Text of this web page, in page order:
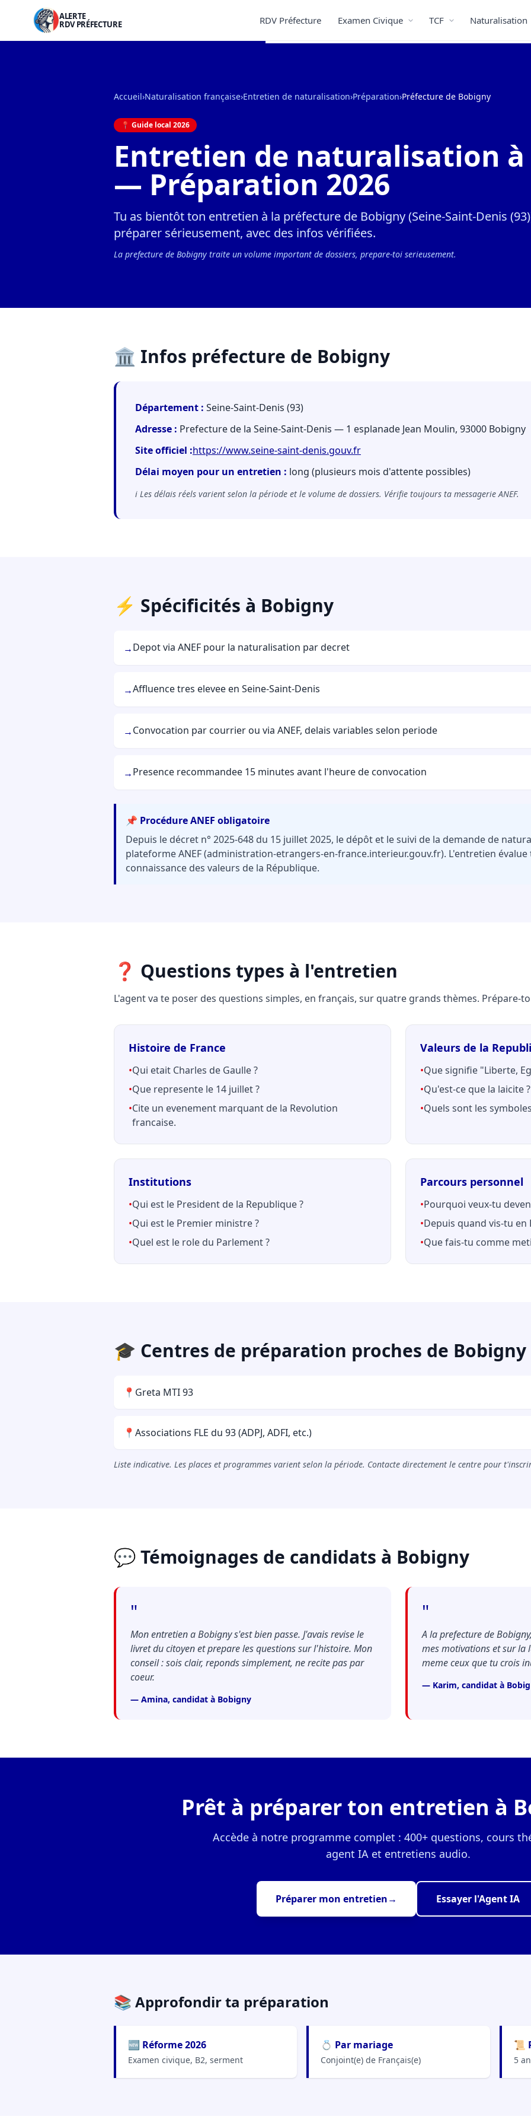
ALERTE
RDV PRÉFECTURE RDV Préfecture Examen Civique TCF Naturalisation
Accueil›Naturalisation française›Entretien de naturalisation›Préparation›Préfecture de Bobigny
📍 Guide local 2026
Entretien de naturalisation
— Préparation 2026
Tu as bientôt ton entretien à la préfecture de Bobigny (Seine-Saint-Denis
préparer sérieusement, avec des infos vérifiées.
La prefecture de Bobigny traite un volume important de dossiers, prepare-toi serieusement.
🏛️ Infos préfecture de Bobigny
Département : Seine-Saint-Denis (93)
Adresse : Prefecture de la Seine-Saint-Denis — 1 esplanade Jean Moulin, 93000 Bobigny
Site officiel :https://www.seine-saint-denis.gouv.fr
Délai moyen pour un entretien : long (plusieurs mois d'attente possibles)
ℹ️ Les délais réels varient selon la période et le volume de dossiers. Vérifie toujours ta messagerie ANEF.
⚡ Spécificités à Bobigny
→Depot via ANEF pour la naturalisation par decret
→Affluence tres elevee en Seine-Saint-Denis
→Convocation par courrier ou via ANEF, delais variables selon periode
→Presence recommandee 15 minutes avant l'heure de convocation
📌 Procédure ANEF obligatoire
Depuis le décret n° 2025-648 du 15 juillet 2025, le dépôt et le suivi de la demande de
plateforme ANEF (administration-etrangers-en-france.interieur.gouv.fr). L'entretien
connaissance des valeurs de la République.
❓ Questions types à l'entretien
L'agent va te poser des questions simples, en français, sur quatre grands thèmes. Prépare-
Histoire de France
•Qui etait Charles de Gaulle ?
•Que represente le 14 juillet ?
•Cite un evenement marquant de la Revolution
francaise.
Valeurs de la
•Que signifie "Liberte,
•Qu'est-ce que la laicite ?
•Quels sont les
Institutions
•Qui est le President de la Republique ?
•Qui est le Premier ministre ?
•Quel est le role du Parlement ?
Parcours personnel
•Pourquoi veux-tu
•Depuis quand vis-tu en
•Que fais-tu comme
🎓 Centres de préparation proches de Bobigny
📍 Greta MTI 93
📍 Associations FLE du 93 (ADPJ, ADFI, etc.)
Liste indicative. Les places et programmes varient selon la période. Contacte directement le centre pour
💬 Témoignages de candidats à Bobigny
"
Mon entretien a Bobigny s'est bien passe. J'avais revise le
livret du citoyen et prepare les questions sur l'histoire. Mon
conseil : sois clair, reponds simplement, ne recite pas par
coeur.
— Amina, candidat à Bobigny
"
A la prefecture de
mes motivations et sur la
meme ceux que tu crois
— Karim, candidat à
Prêt à préparer ton entretien à
Accède à notre programme complet : 400+ questions, cours
agent IA et entretiens audio.
Préparer mon entretien→ Essayer l'Agent IA
📚 Approfondir ta préparation
🆕 Réforme 2026
Examen civique, B2, serment
💍 Par mariage
Conjoint(e) de Français(e)
📜
5